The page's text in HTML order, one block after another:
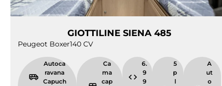
GIOTTILINE SIENA 485
Peugeot Boxer140 CV
Autoca
ravana
Capuch
Ca
ma
cap
6.
9
9
5
p
l
A
ut
o